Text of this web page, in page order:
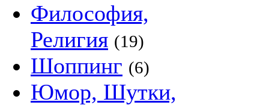
Философия,
Религия (19)
Шоппинг (6)
Юмор, Шутки,